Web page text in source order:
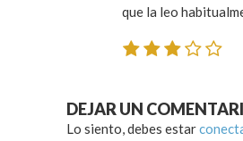
que la leo
DEJAR UN
Lo siento, debes estar